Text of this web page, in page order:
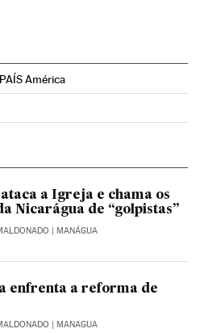
América
en Twitter
Brasil en Instagram
País Brasil en Facebook
a Igreja e chama os
Nicarágua de “golpistas”
| MANÁGUA
enfrenta a reforma de
| MANAGUA